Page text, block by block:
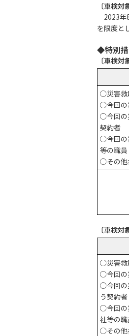
〔車検対
2023年
を限度と
◆特別
〔車検対
○災害救
○今回の
○今回の
契約者
○今回の
等の職員
○その他
〔車検対
○災害救
○今回の
○今回の
う契約者
○今回の
社等の職
○その他